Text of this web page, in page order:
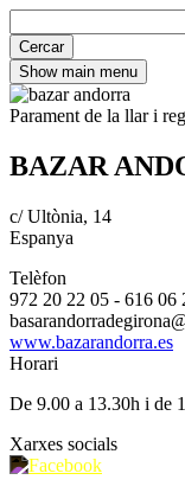
Show main menu
Parament de la llar i
BAZAR
c/ Ultònia, 14
Espanya
Telèfon
972 20 22 05 - 616 06
www.bazarandorra.es
Horari
De 9.00 a 13.30h i de
Xarxes socials